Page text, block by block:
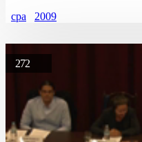
cpa 2009
272